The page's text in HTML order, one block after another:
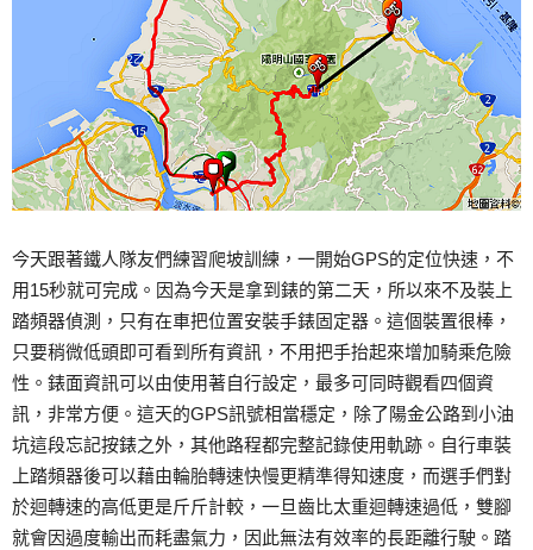
今天跟著鐵人隊友們練習爬坡訓練，一開始GPS的定位快速，不
用15秒就可完成。因為今天是拿到錶的第二天，所以來不及裝上
踏頻器偵測，只有在車把位置安裝手錶固定器。這個裝置很棒，
只要稍微低頭即可看到所有資訊，不用把手抬起來增加騎乘危險
性。錶面資訊可以由使用著自行設定，最多可同時觀看四個資
訊，非常方便。這天的GPS訊號相當穩定，除了陽金公路到小油
坑這段忘記按錶之外，其他路程都完整記錄使用軌跡。自行車裝
上踏頻器後可以藉由輪胎轉速快慢更精準得知速度，而選手們對
於迴轉速的高低更是斤斤計較，一旦齒比太重迴轉速過低，雙腳
就會因過度輸出而耗盡氣力，因此無法有效率的長距離行駛。踏